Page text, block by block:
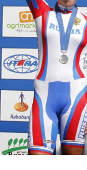
Wegwielrennen
BMX Race
Kunstwielrijden